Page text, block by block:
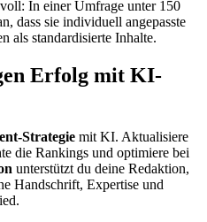
In einer Umfrage unter 150
dass sie individuell angepasste
als standardisierte Inhalte.
Erfolg mit KI-
Strategie mit KI. Aktualisiere
die Rankings und optimiere bei
unterstützt du deine Redaktion,
Handschrift, Expertise und